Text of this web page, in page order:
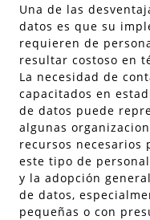
Una de las
datos es que su
requieren de
resultar costoso en
La necesidad de
capacitados en
de datos puede
algunas
recursos necesarios
este tipo de
y la adopción
de datos,
pequeñas o con